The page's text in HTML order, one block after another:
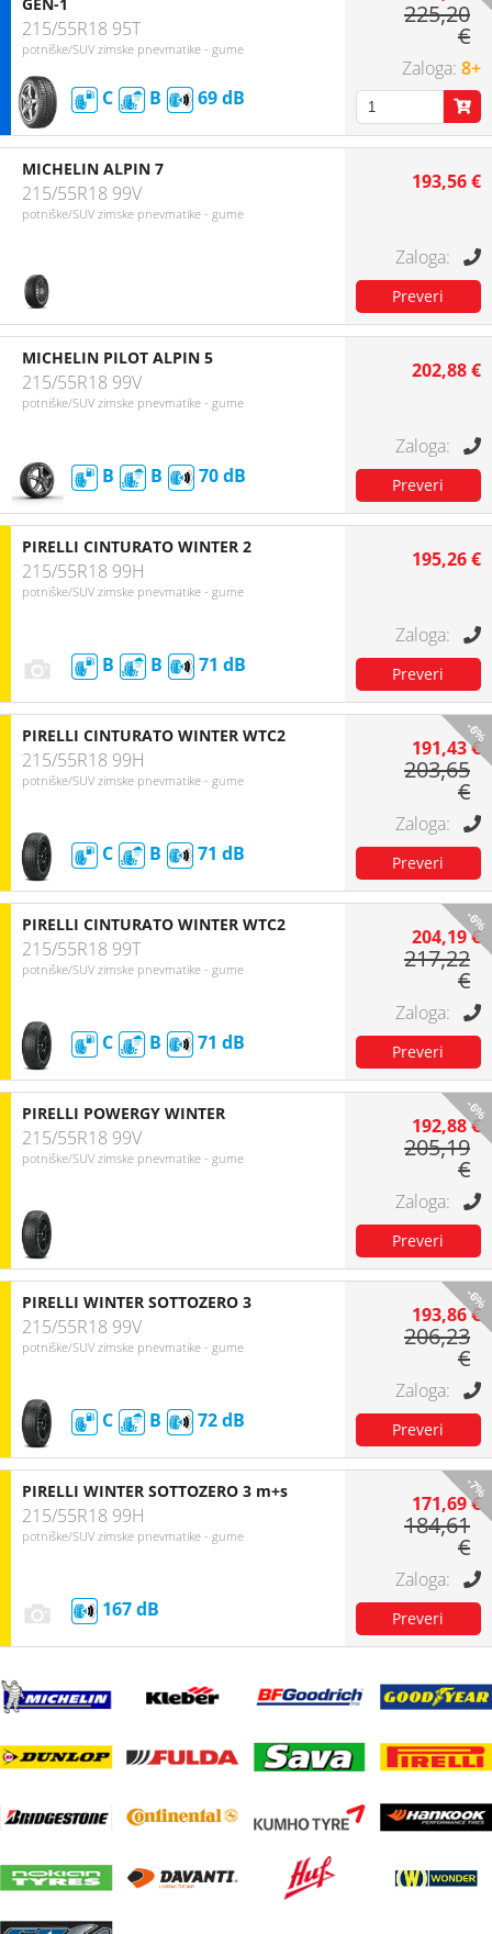
215/55R18 95T
potniške/SUV zimske pnevmatike - gume
C B 69
225,20
€
8+
MICHELIN ALPIN 7
215/55R18 99V
potniške/SUV zimske pnevmatike - gume
193,56 €
MICHELIN PILOT ALPIN 5
215/55R18 99V
potniške/SUV zimske pnevmatike - gume
B B 70
202,88 €
PIRELLI CINTURATO WINTER 2
215/55R18 99H
potniške/SUV zimske pnevmatike - gume
B B 71
195,26 €
-6%
PIRELLI CINTURATO WINTER WTC2
215/55R18 99H
potniške/SUV zimske pnevmatike - gume
C B 71
191,43 €
203,65
€
-6%
PIRELLI CINTURATO WINTER WTC2
215/55R18 99T
potniške/SUV zimske pnevmatike - gume
C B 71
204,19 €
217,22
€
-6%
PIRELLI POWERGY WINTER
215/55R18 99V
potniške/SUV zimske pnevmatike - gume
192,88 €
205,19
€
-6%
PIRELLI WINTER SOTTOZERO 3
215/55R18 99V
potniške/SUV zimske pnevmatike - gume
C B 72
193,86 €
206,23
€
-7%
PIRELLI WINTER SOTTOZERO 3 m+s
215/55R18 99H
potniške/SUV zimske pnevmatike - gume
167
171,69 €
184,61
€